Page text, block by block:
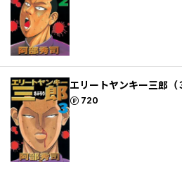
エリートヤンキー三郎（
720
ポイント